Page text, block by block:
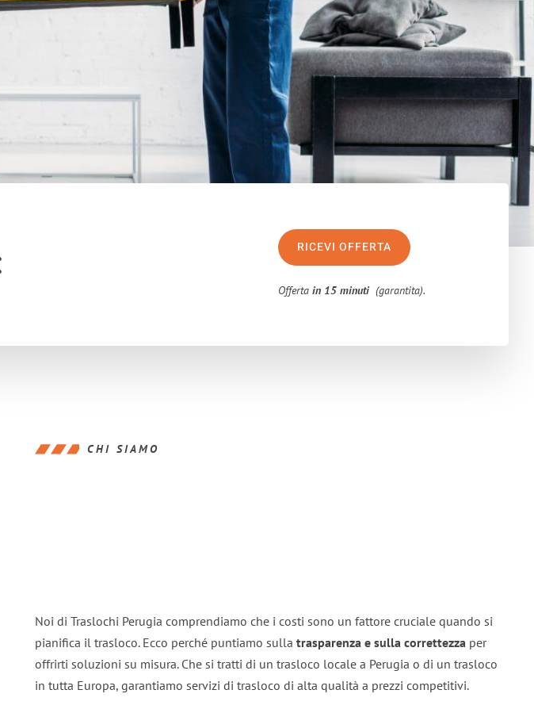
RICEVI OFFERTA
Offertain 15 minuti (garantita).
CHI SIAMO
Noi di Traslochi Perugia comprendiamo che i costi sono un fattore cruciale quando si
pianifica il trasloco. Ecco perché puntiamo sulla trasparenza e sulla correttezza per
offrirti soluzioni su misura. Che si tratti di un trasloco locale a Perugia o di un trasloco
in tutta Europa, garantiamo servizi di trasloco di alta qualità a prezzi competitivi.